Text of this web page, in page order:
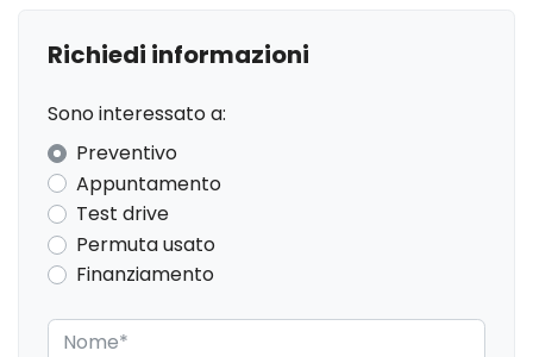
Richiedi informazioni
Sono interessato a:
Preventivo
Appuntamento
Test drive
Permuta usato
Finanziamento